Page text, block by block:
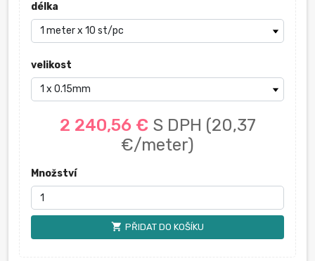
délka
velikost
2 240,56 € S DPH (20,37
€/meter)
Množství
shopping_cart PŘIDAT DO KOŠÍKU